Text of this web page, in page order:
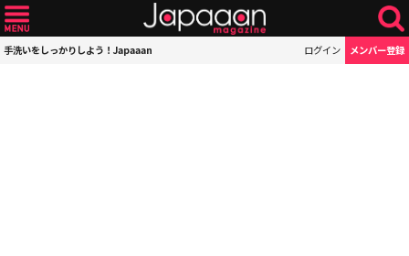
手洗いをしっかりしよう！Japaaan ログイン メンバー登録